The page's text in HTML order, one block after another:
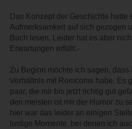
Das Konzept der Geschichte hatte
Aufmerksamkeit auf sich gezogen
Buch lesen. Leider hat es aber
Erwartungen erfüllt.-
Zu Beginn möchte ich sagen,
Verhältnis mit Romcoms habe. Es
paar, die mir bis jetzt richtig gut
den meisten ist mir der Humor zu
hier war das leider an einigen
lustige Momente, bei denen ich